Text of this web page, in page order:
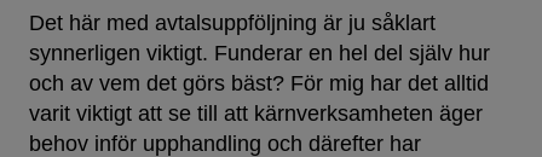
Det här med avtalsuppföljning är ju såklart
synnerligen viktigt. Funderar en hel del själv hur
och av vem det görs bäst? För mig har det alltid
varit viktigt att se till att kärnverksamheten äger
behov inför upphandling och därefter har